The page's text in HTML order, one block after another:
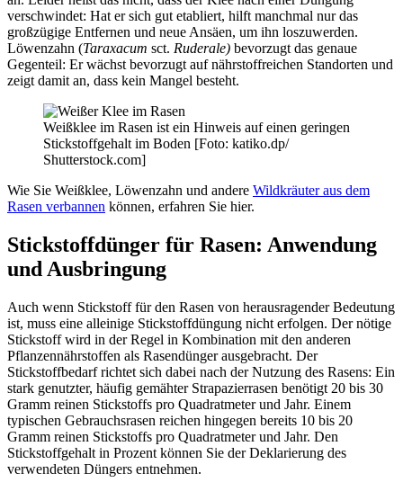
verschwindet: Hat er sich gut etabliert, hilft manchmal nur das
großzügige Entfernen und neue Ansäen, um ihn loszuwerden.
Löwenzahn (Taraxacum sct. Ruderale) bevorzugt das genaue
Gegenteil: Er wächst bevorzugt auf nährstoffreichen Standorten und
zeigt damit an, dass kein Mangel besteht.
Weißklee im Rasen ist ein Hinweis auf einen geringen
Stickstoffgehalt im Boden [Foto: katiko.dp/
Shutterstock.com]
Wie Sie Weißklee, Löwenzahn und andere Wildkräuter aus dem
Rasen verbannen können, erfahren Sie hier.
Stickstoffdünger für Rasen: Anwendung
und Ausbringung
Auch wenn Stickstoff für den Rasen von herausragender Bedeutung
ist, muss eine alleinige Stickstoffdüngung nicht erfolgen. Der nötige
Stickstoff wird in der Regel in Kombination mit den anderen
Pflanzennährstoffen als Rasendünger ausgebracht. Der
Stickstoffbedarf richtet sich dabei nach der Nutzung des Rasens: Ein
stark genutzter, häufig gemähter Strapazierrasen benötigt 20 bis 30
Gramm reinen Stickstoffs pro Quadratmeter und Jahr. Einem
typischen Gebrauchsrasen reichen hingegen bereits 10 bis 20
Gramm reinen Stickstoffs pro Quadratmeter und Jahr. Den
Stickstoffgehalt in Prozent können Sie der Deklarierung des
verwendeten Düngers entnehmen.